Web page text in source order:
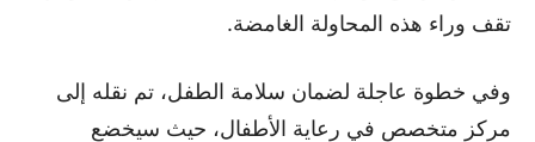
تقف وراء هذه المحاولة الغامضة.
وفي خطوة عاجلة لضمان سلامة الطفل، تم نقله إلى
مركز متخصص في رعاية الأطفال، حيث سيخضع